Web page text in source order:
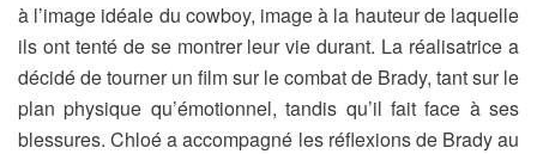
à l’image idéale du cowboy, image à la hauteur de laquelle
ils ont tenté de se montrer leur vie durant. La réalisatrice a
décidé de tourner un film sur le combat de Brady, tant sur le
plan physique qu’émotionnel, tandis qu’il fait face à ses
blessures. Chloé a accompagné les réflexions de Brady au